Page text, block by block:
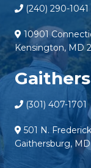
(240) 290-1041
10901
Kensington, MD
(301) 407-1701
501 N.
Gaithersburg,